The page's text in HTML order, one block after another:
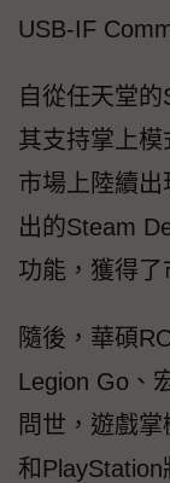
USB-IF
自從任天堂
其支持掌上模
市場上陸續
出的Steam
功能，獲得了
隨後，華碩
Legion Go、
問世，遊戲
和PlayStation